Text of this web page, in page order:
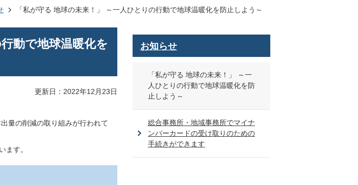
「私が守る 地球の未来！」 ～一人ひとりの行動で地球温暖化を防止しよう～
動で地球温暖化を
更新日：2022年12月23日
量の削減の取り組みが行われて
ます。
お知らせ
「私が守る 地球の未来！」 ～一
人ひとりの行動で地球温暖化を防
止しよう～
総合事務所・地域事務所でマイナ
ンバーカードの受け取りのための
手続きができます